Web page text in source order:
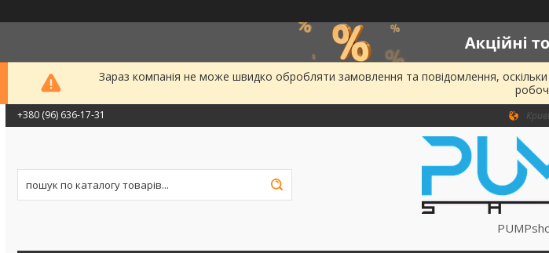
Зараз компанія не може швидко обробляти замовлення та повідомлення,
+380 (96) 636-17-31